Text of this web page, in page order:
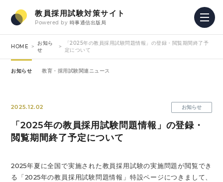
教員採用試験対策サイト
Powered by 時事通信出版局
HOME
お知ら
せ
「2025年の教員採用試験問題情報」の登録・閲覧期間終了予
定について
お知らせ 教育・採用試験関連ニュース
2025.12.02 お知らせ
「2025年の教員採用試験問題情報」の登録・
閲覧期間終了予定について
2025年夏に全国で実施された教員採用試験の実施問題が閲覧でき
る「2025年の教員採用試験問題情報」特設ページにつきまして、